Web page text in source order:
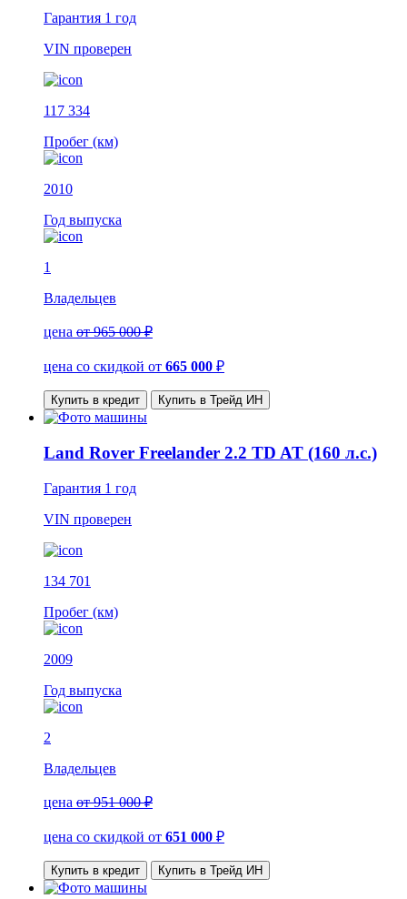
Гарантия 1 год
VIN проверен
117 334
Пробег (км)
2010
Год выпуска
1
Владельцев
цена от 965 000 ₽
цена со скидкой от 665 000 ₽
Купить в кредит Купить в Трейд ИН
Land Rover Freelander 2.2 TD AT (160 л.с.)
Гарантия 1 год
VIN проверен
134 701
Пробег (км)
2009
Год выпуска
2
Владельцев
цена от 951 000 ₽
цена со скидкой от 651 000 ₽
Купить в кредит Купить в Трейд ИН